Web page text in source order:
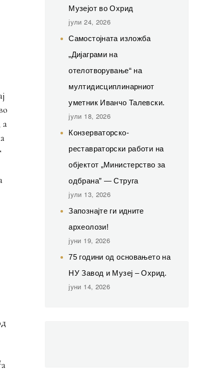
а
Музејот во Охрид
јули 24, 2026
Самостојната изложба
„Дијаграми на
отелотворување“ на
мултидисциплинарниот
уметник Иванчо Талевски.
јули 18, 2026
Конзерваторско-
реставраторски работи на
објектот „Министерство за
одбрана” — Струга
јули 13, 2026
Запознајте ги идните
археолози!
јуни 19, 2026
75 години од основањето на
НУ Завод и Музеј – Охрид.
јуни 14, 2026